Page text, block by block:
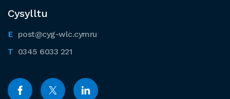
Cysylltu
post@cyg-wlc.cymru
0345 6033 221